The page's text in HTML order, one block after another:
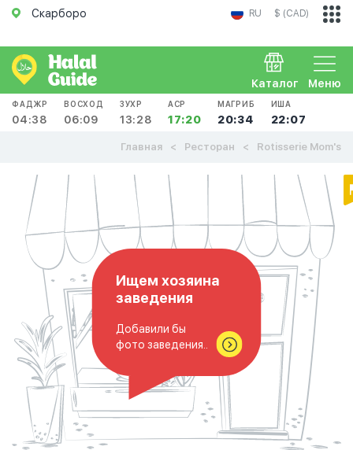
Скарборо RU $ (CAD)
Меню
Каталог
ФАДЖР
04:38
ВОСХОД
06:09
ЗУХР
13:28
АСР
17:20
МАГРИБ
20:34
ИША
22:07
Главная Ресторан Rotisserie Mom's
Ищем хозяина
заведения
Добавили бы
фото заведения..